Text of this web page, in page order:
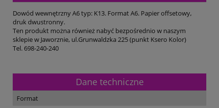
Dowód wewnętrzny A6 typ: K13. Format A6. Papier offsetowy,
druk dwustronny.
Ten produkt można również nabyć bezpośrednio w naszym
sklepie w Jaworznie, ul.Grunwaldzka 225 (punkt Ksero Kolor)
Tel. 698-240-240
Dane techniczne
Format